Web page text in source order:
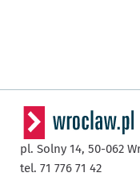
pl. Solny 14, 50-062
tel. 71 776 71 42